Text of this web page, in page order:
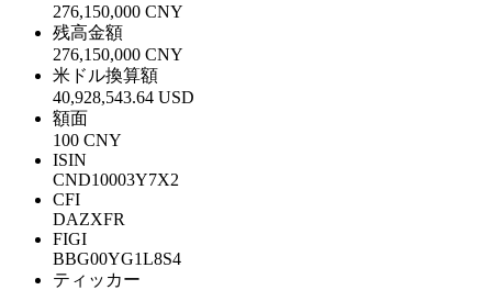
276,150,000 CNY
残高金額
276,150,000 CNY
米ドル換算額
40,928,543.64 USD
額面
100 CNY
ISIN
CND10003Y7X2
CFI
DAZXFR
FIGI
BBG00YG1L8S4
ティッカー